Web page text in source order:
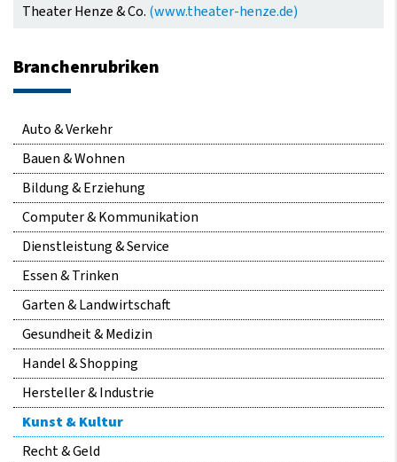
Theater Henze & Co. (www.theater-henze.de)
Branchenrubriken
Navigation
überspringen
Auto & Verkehr
Bauen & Wohnen
Bildung & Erziehung
Computer & Kommunikation
Dienstleistung & Service
Essen & Trinken
Garten & Landwirtschaft
Gesundheit & Medizin
Handel & Shopping
Hersteller & Industrie
Kunst & Kultur
Recht & Geld